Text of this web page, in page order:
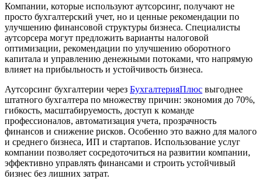
Компании, которые используют аутсорсинг, получают не
просто бухгалтерский учет, но и ценные рекомендации по
улучшению финансовой структуры бизнеса. Специалисты
аутсорсера могут предложить варианты налоговой
оптимизации, рекомендации по улучшению оборотного
капитала и управлению денежными потоками, что напрямую
влияет на прибыльность и устойчивость бизнеса.
Аутсорсинг бухгалтерии через БухгалтерияПлюс выгоднее
штатного бухгалтера по множеству причин: экономия до 70%,
гибкость, масштабируемость, доступ к команде
профессионалов, автоматизация учета, прозрачность
финансов и снижение рисков. Особенно это важно для малого
и среднего бизнеса, ИП и стартапов. Использование услуг
компании позволяет сосредоточиться на развитии компании,
эффективно управлять финансами и строить устойчивый
бизнес без лишних затрат.